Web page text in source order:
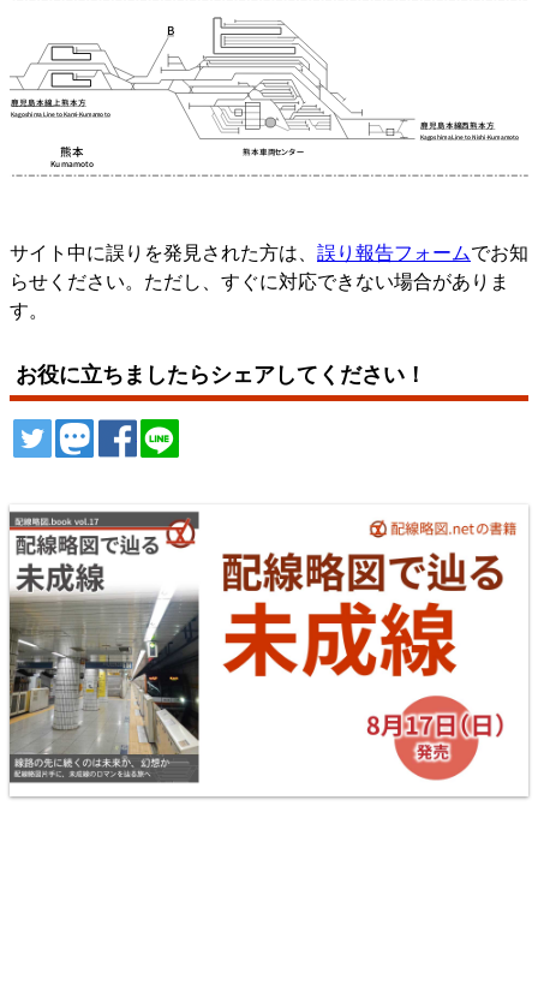
サイト中に誤りを発見された方は、 誤り報告フォームでお知
らせください。ただし、すぐに対応できない場合がありま
す。
お役に立ちましたらシェアしてください！
ツイートトゥート
シェア